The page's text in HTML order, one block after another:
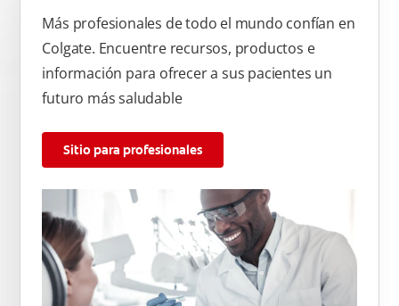
Más profesionales de todo el mundo confían en
Colgate. Encuentre recursos, productos e
información para ofrecer a sus pacientes un
futuro más saludable
Sitio para profesionales